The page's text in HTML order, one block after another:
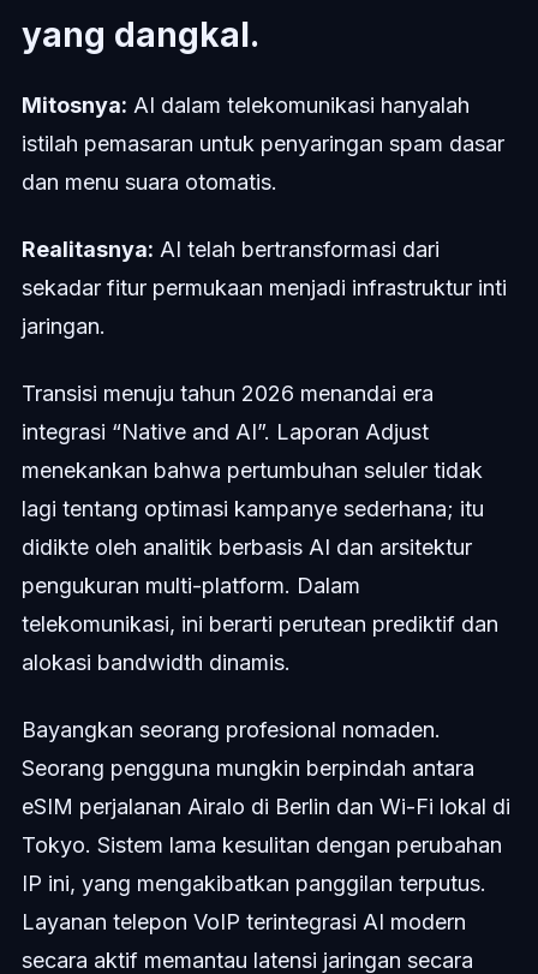
yang dangkal.
Mitosnya: AI dalam telekomunikasi hanyalah
istilah pemasaran untuk penyaringan spam dasar
dan menu suara otomatis.
Realitasnya: AI telah bertransformasi dari
sekadar fitur permukaan menjadi infrastruktur inti
jaringan.
Transisi menuju tahun 2026 menandai era
integrasi “Native and AI”. Laporan Adjust
menekankan bahwa pertumbuhan seluler tidak
lagi tentang optimasi kampanye sederhana; itu
didikte oleh analitik berbasis AI dan arsitektur
pengukuran multi-platform. Dalam
telekomunikasi, ini berarti perutean prediktif dan
alokasi bandwidth dinamis.
Bayangkan seorang profesional nomaden.
Seorang pengguna mungkin berpindah antara
eSIM perjalanan Airalo di Berlin dan Wi-Fi lokal di
Tokyo. Sistem lama kesulitan dengan perubahan
IP ini, yang mengakibatkan panggilan terputus.
Layanan telepon VoIP terintegrasi AI modern
secara aktif memantau latensi jaringan secara